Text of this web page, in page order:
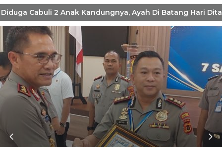
Cabuli 2 Anak Kandungnya, Ayah Di Batang Hari